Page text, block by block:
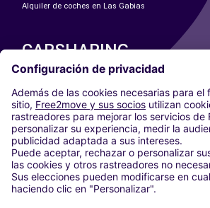
Alquiler de coches en Las Gabias
CARSHARING
NUESTRAS CIUDADES
Paris
Madrid
Washington DC
Milán
Roma
Turín
Viena
Berlín